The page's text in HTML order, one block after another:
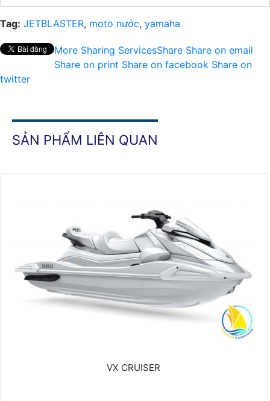
Tag: JETBLASTER, moto nước, yamaha
More Sharing ServicesShare Share on email
Share on print Share on facebook Share on
twitter
SẢN PHẨM LIÊN QUAN
VX CRUISER